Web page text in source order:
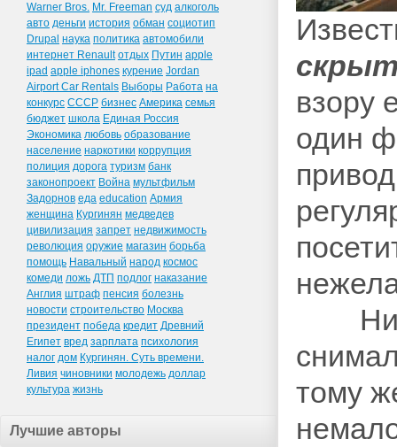
Warner Bros. Mr. Freeman суд алкоголь
авто деньги история обман социотип
Drupal наука политика автомобили
интернет Renault отдых Путин apple
ipad apple iphones курение Jordan
Airport Car Rentals Выборы Работа на
конкурс СССР бизнес Америка семья
бюджет школа Единая Россия
Экономика любовь образование
население наркотики коррупция
полиция дорога туризм банк
законопроект Война мультфильм
Задорнов еда education Армия
женщина Кургинян медведев
цивилизация запрет недвижимость
революция оружие магазин борьба
помощь Навальный народ космос
комеди ложь ДТП подлог наказание
Англия штраф пенсия болезнь
новости строительство Москва
президент победа кредит Древний
Египет вред зарплата психология
налог дом Кургинян. Суть времени.
Ливия чиновники молодежь доллар
культура жизнь
Лучшие авторы
взору
один
тому